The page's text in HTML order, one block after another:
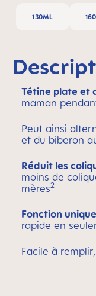
130ML
Tétine plate et
maman
Peut ainsi
et du biberon
Réduit les
moins de
mères2
Fonction
rapide en
Facile à